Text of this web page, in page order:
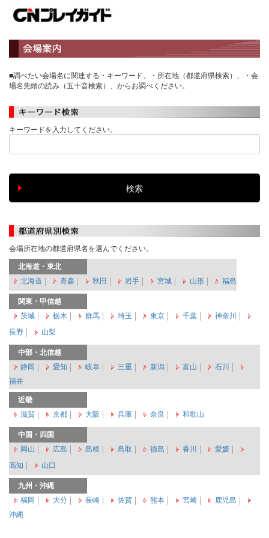
■調べたい会場名に関連する・キーワード、・所在地（都道府県検索）、・会
場名先頭の読み（五十音検索）、からお調べください。
キーワードを入力してください。
会場所在地の都道府県名を選んでください。
北海道・東北
北海道
青森 秋田 岩手 宮城 山形 福島
関東・甲信越
茨城
栃木 群馬 埼玉 東京 千葉
神奈川
長野
山梨
中部・北信越
静岡
愛知 岐阜 三重 新潟 富山
石川
福井
近畿
滋賀
京都 大阪 兵庫 奈良 和歌山
中国・四国
岡山
広島 島根 鳥取 徳島 香川
愛媛
高知
山口
九州・沖縄
福岡
大分 長崎 佐賀 熊本 宮崎
鹿児島
沖縄